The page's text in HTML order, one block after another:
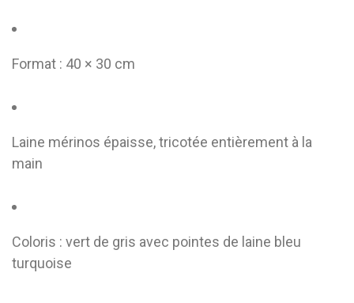
Format : 40 × 30 cm
Laine mérinos épaisse, tricotée entièrement à la
main
Coloris : vert de gris avec pointes de laine bleu
turquoise